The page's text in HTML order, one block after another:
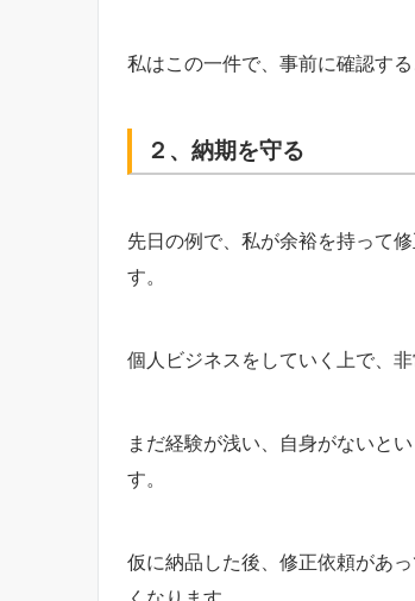
私はこの一件で、事前に確認す
２、納期を守る
先日の例で、私が余裕を持って
す。
個人ビジネスをしていく上で、
まだ経験が浅い、自身がないと
す。
仮に納品した後、修正依頼があ